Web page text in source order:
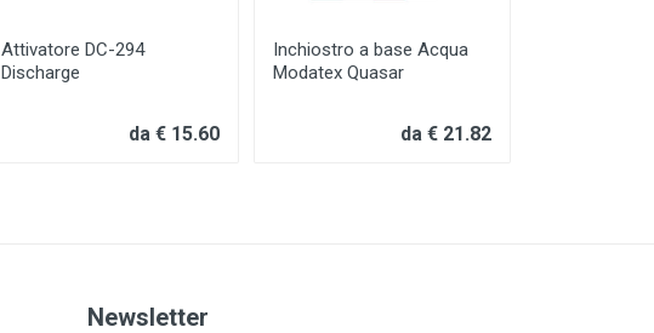
Attivatore DC-294
Discharge
da € 15.60
Inchiostro a base Acqua
Modatex Quasar
da € 21.82
Newsletter